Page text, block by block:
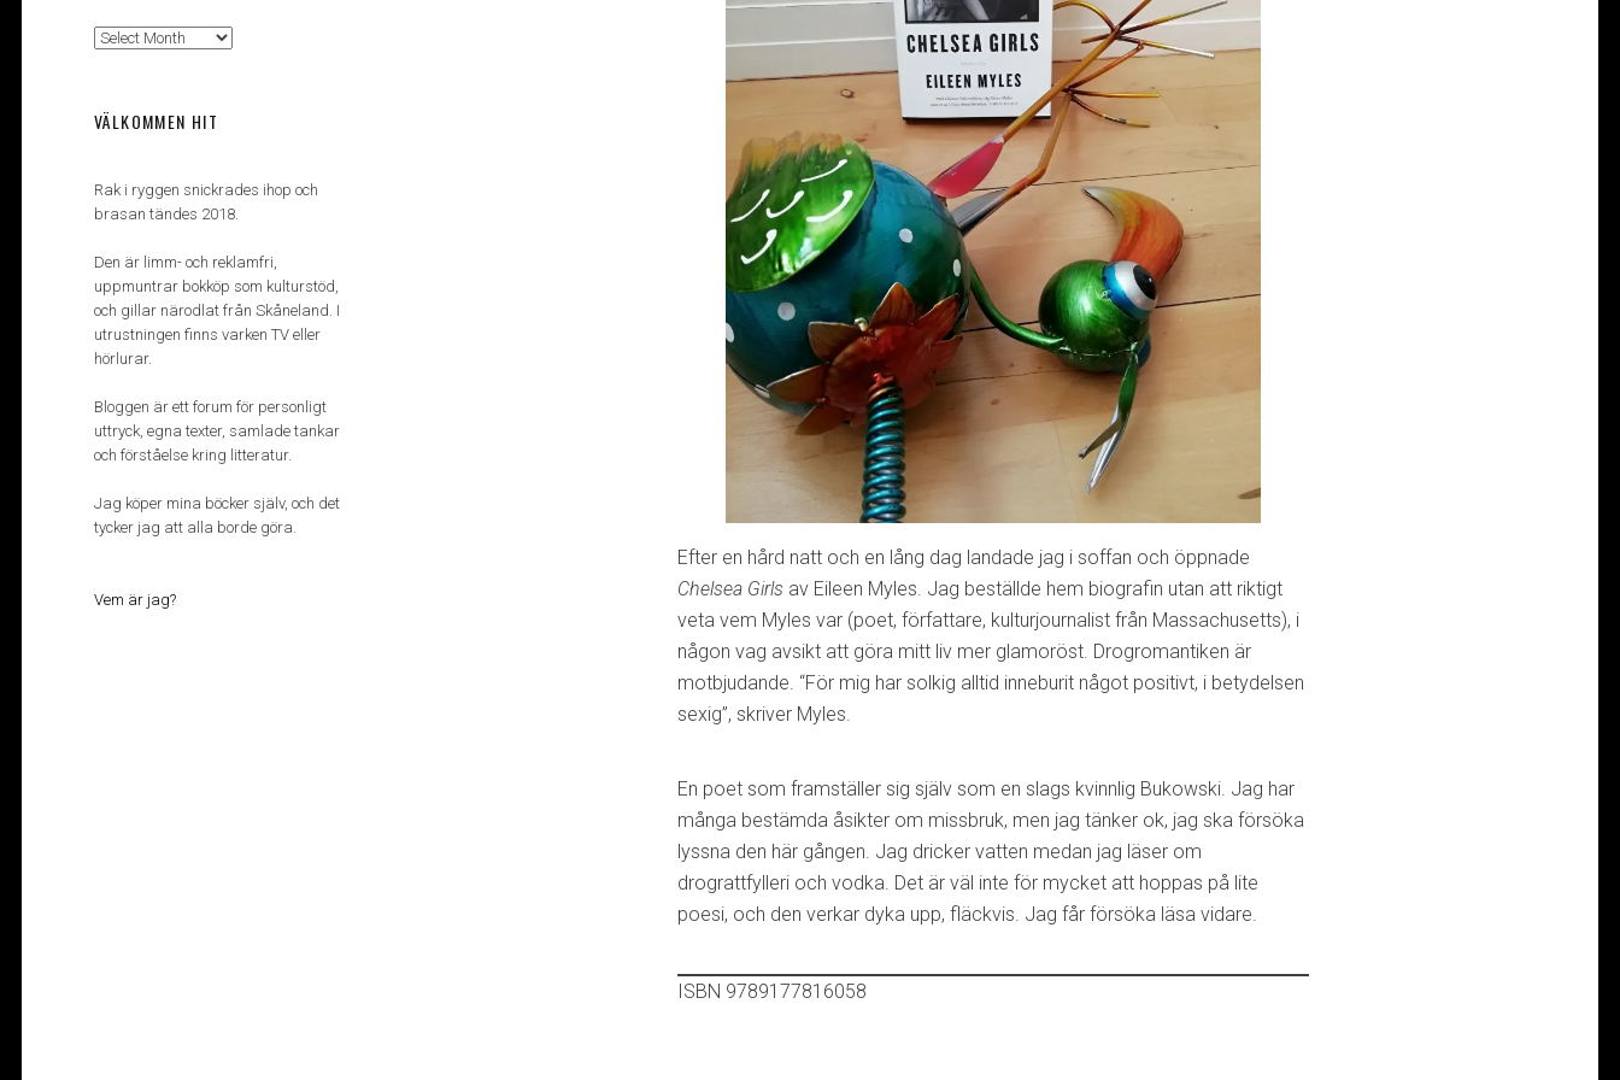
Efter en hård natt och en lång dag landade jag i soffan och öppnade
Chelsea Girls av Eileen Myles. Jag beställde hem biografin utan att riktigt
veta vem Myles var (poet, författare, kulturjournalist från Massachusetts), i
någon vag avsikt att göra mitt liv mer glamoröst. Drogromantiken är
motbjudande. “För mig har solkig alltid inneburit något positivt, i betydelsen
sexig”, skriver Myles.
En poet som framställer sig själv som en slags kvinnlig Bukowski. Jag har
många bestämda åsikter om missbruk, men jag tänker ok, jag ska försöka
lyssna den här gången. Jag dricker vatten medan jag läser om
drograttfylleri och vodka. Det är väl inte för mycket att hoppas på lite
poesi, och den verkar dyka upp, fläckvis. Jag får försöka läsa vidare.
ISBN 9789177816058
Arkiv
VÄLKOMMEN HIT
Rak i ryggen snickrades ihop och
brasan tändes 2018.
Den är limm- och reklamfri,
uppmuntrar bokköp som kulturstöd,
och gillar närodlat från Skåneland. I
utrustningen finns varken TV eller
hörlurar.
Bloggen är ett forum för personligt
uttryck, egna texter, samlade tankar
och förståelse kring litteratur.
Jag köper mina böcker själv, och det
tycker jag att alla borde göra.
Vem är jag?